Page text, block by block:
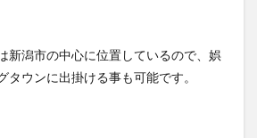
新潟市の中心に位置しているので、娯
タウンに出掛ける事も可能です。